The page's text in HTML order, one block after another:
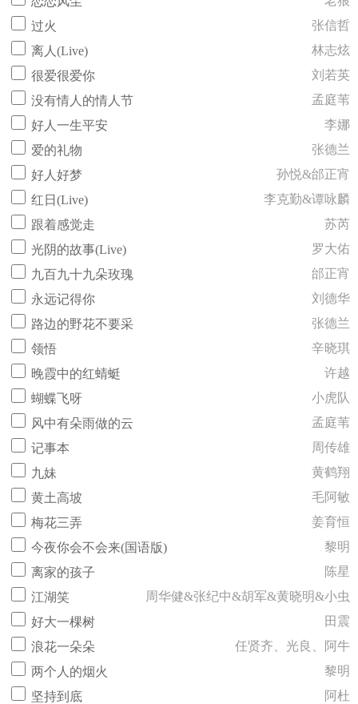
过火
张信哲
离人(Live)
林志炫
很爱很爱你
刘若英
没有情人的情人节
孟庭苇
好人一生平安
李娜
爱的礼物
张德兰
好人好梦
孙悦&邰正宵
红日(Live)
李克勤&谭咏麟
跟着感觉走
苏芮
光阴的故事(Live)
罗大佑
九百九十九朵玫瑰
邰正宵
永远记得你
刘德华
路边的野花不要采
张德兰
领悟
辛晓琪
晚霞中的红蜻蜓
许越
蝴蝶飞呀
小虎队
风中有朵雨做的云
孟庭苇
记事本
周传雄
九妹
黄鹤翔
黄土高坡
毛阿敏
梅花三弄
姜育恒
今夜你会不会来(国语版)
黎明
离家的孩子
陈星
江湖笑
周华健&张纪中&胡军&黄晓明&小虫
好大一棵树
田震
浪花一朵朵
任贤齐、光良、阿牛
两个人的烟火
黎明
坚持到底
阿杜